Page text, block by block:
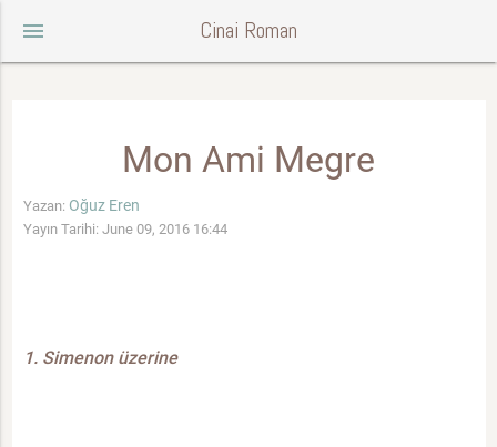
menu Cinai Roman
Mon Ami Megre
Yazan: Oğuz Eren
Yayın Tarihi: June 09, 2016 16:44
1. Simenon üzerine